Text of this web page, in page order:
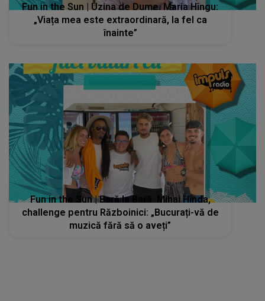
Fun in the Sun | Uzina de Dume. Maria Hîngu:
„Viața mea este extraordinară, la fel ca
înainte”
Fun in the Sun | Bară la Bară. Mihai Hînda,
challenge pentru Războinici: „Bucurați-vă de
muzică fără să o aveți”